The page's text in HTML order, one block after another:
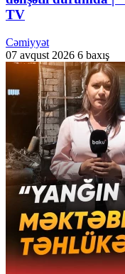
TV
Cəmiyyət
07 avqust 2026 6 baxış